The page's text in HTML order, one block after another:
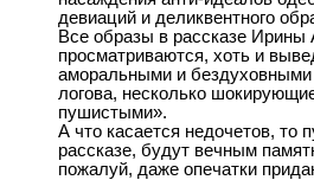
девиаций и деликвентного
Все образы в рассказе Ирины
просматриваются, хоть и
аморальными и
логова, несколько
пушистыми».
А что касается недочетов, то
рассказе, будут вечным
пожалуй, даже опечатки